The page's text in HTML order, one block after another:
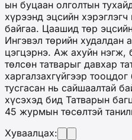
ын буцаан олголтын
хүрээнд эцсийн
байгаа. Цаашид төр
Ингэвэл төрийн худалдан
цэгцэрнэ. Аж ахуйн нэгж,
төлсөн татварыг давхар
харгалзахгүйгээр
тусгасан нь сайшаалтай
хүсэхэд бид Татварын
45 журмын төсөлтэй
Хуваалцах: